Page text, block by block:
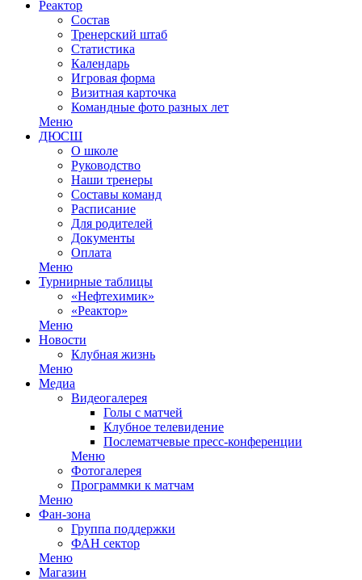
Реактор
Состав
Тренерский штаб
Статистика
Календарь
Игровая форма
Визитная карточка
Командные фото разных лет
Меню
ДЮСШ
О школе
Руководство
Наши тренеры
Составы команд
Расписание
Для родителей
Документы
Оплата
Меню
Турнирные таблицы
«Нефтехимик»
«Реактор»
Меню
Новости
Клубная жизнь
Меню
Медиа
Видеогалерея
Голы с матчей
Клубное телевидение
Послематчевые пресс-конференции
Меню
Фотогалерея
Программки к матчам
Меню
Фан-зона
Группа поддержки
ФАН сектор
Меню
Магазин